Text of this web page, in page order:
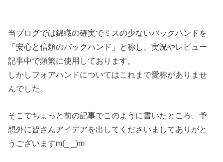
当ブログでは錦織の確実でミスの少ないバックハンドを
「安心と信頼のバックハンド」と称し、実況やレビュー
記事中で頻繁に使用しております。
しかしフォアハンドについてはこれまで愛称がありませ
んでした。
そこでちょっと前の記事でこのように書いたところ、予
想外に皆さんアイデアを出してくださいましてありがと
うございますm(_ _)m